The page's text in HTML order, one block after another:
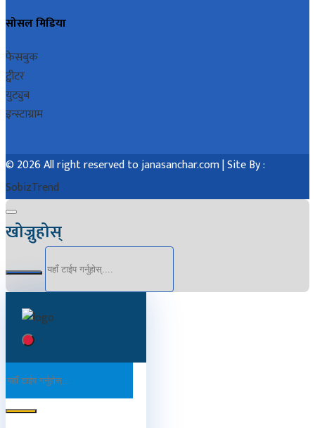
सोसल मिडिया
फेसबुक
ट्वीटर
युट्युब
इन्स्टाग्राम
© 2026 All right reserved to janasanchar.com | Site By :
SobizTrend
खोज्नुहोस्